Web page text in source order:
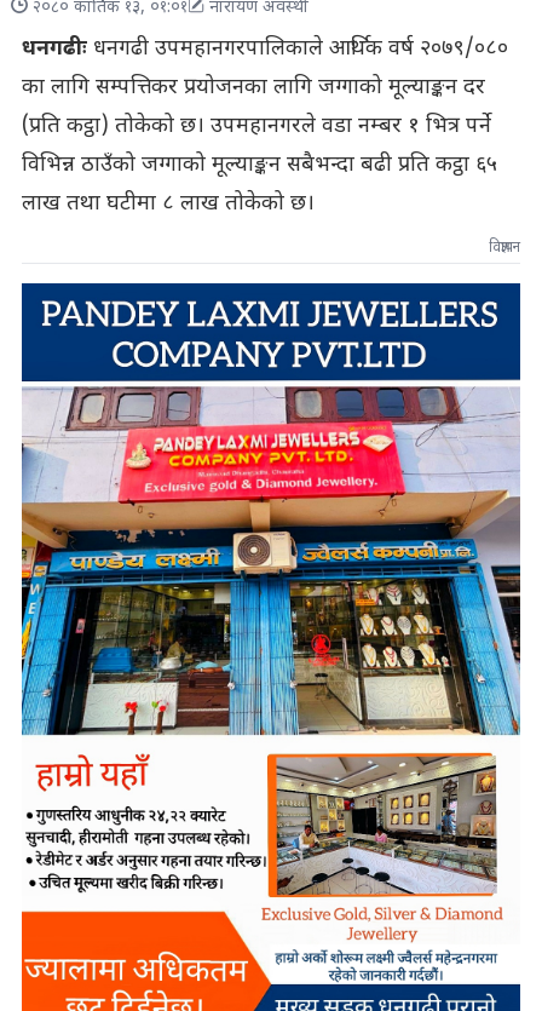
२०८० कार्तिक १३, ०१:०१ नारायण अवस्थी
धनगढीःधनगढी उपमहानगरपालिकाले आर्थिक वर्ष २०७९/०८०
का लागि सम्पत्तिकर प्रयोजनका लागि जग्गाको मूल्याङ्कन दर
(प्रति कट्ठा) तोकेको छ। उपमहानगरले वडा नम्बर १ भित्र पर्ने
विभिन्न ठाउँको जग्गाको मूल्याङ्कन सबैभन्दा बढी प्रति कट्ठा ६५
लाख तथा घटीमा ८ लाख तोकेको छ।
विज्ञापन